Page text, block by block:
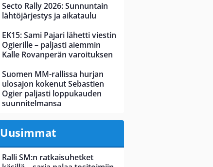
Secto Rally 2026: Sunnuntain
lähtöjärjestys ja aikataulu
EK15: Sami Pajari lähetti viestin
Ogierille – paljasti aiemmin
Kalle Rovanperän varoituksen
Suomen MM-rallissa hurjan
ulosajon kokenut Sebastien
Ogier paljasti loppukauden
suunnitelmansa
Uusimmat
Ralli SM:n ratkaisuhetket